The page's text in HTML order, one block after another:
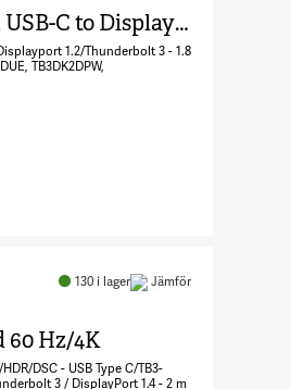
6ft/1.8m USB C to DisplayPort 1.2 Cable 4K 60Hz, USB-C to DisplayPort Adapter Cable HBR2, USB Type-C DP Alt Mode to DP Monitor Video Cable, Works with Thunderbolt 3, Black
1.2/Thunderbolt 3 - 1.8
TB3DK2DPW,
USB C to
130 i lager Jämför
60 Hz/4K
DSC - USB Type C/TB3-
3 / DisplayPort 1.4 - 2 m